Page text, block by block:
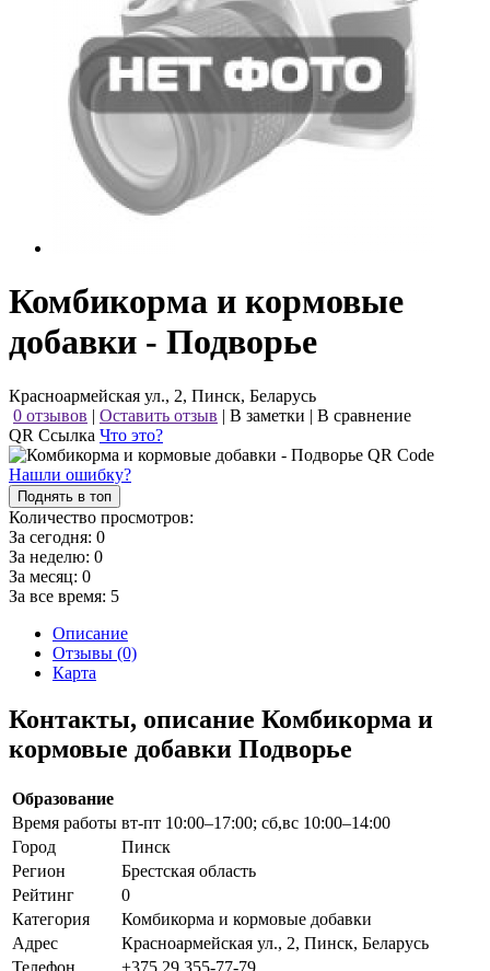
Комбикорма и кормовые
добавки - Подворье
Красноармейская ул., 2, Пинск, Беларусь
0 отзывов | Оставить отзыв | В заметки | В сравнение
QR Ссылка Что это?
Нашли ошибку?
Поднять в топ
Количество просмотров:
За сегодня: 0
За неделю: 0
За месяц: 0
За все время: 5
Описание
Отзывы (0)
Карта
Контакты, описание Комбикорма и
кормовые добавки Подворье
Образование
Время работы вт-пт 10:00–17:00; сб,вс 10:00–14:00
Город
Пинск
Регион
Брестская область
Рейтинг
0
Категория
Комбикорма и кормовые добавки
Адрес
Красноармейская ул., 2, Пинск, Беларусь
Телефон
+375 29 355-77-79